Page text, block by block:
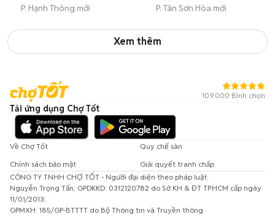
P. Hạnh Thông mới
P. Tân Sơn Hòa mới
Xem thêm
109.000 Bình chọn
Tải ứng dụng Chợ Tốt
Về Chợ Tốt
Quy chế sàn
Chính sách bảo mật
Giải quyết tranh chấp
CÔNG TY TNHH CHỢ TỐT - Người đại diện theo pháp luật:
Nguyễn Trọng Tấn; GPDKKD: 0312120782 do Sở KH & ĐT TP.HCM cấp ngày
11/01/2013;
GPMXH: 185/GP-BTTTT do Bộ Thông tin và Truyền thông